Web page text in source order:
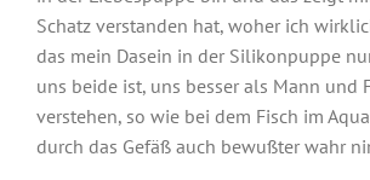
Schatz verstanden hat, woher ich
das mein Dasein in der Silikonpuppe
uns beide ist, uns besser als Mann und
verstehen, so wie bei dem Fisch im
durch das Gefäß auch bewußter wahr